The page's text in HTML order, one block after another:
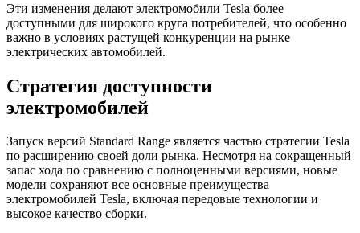
Эти изменения делают электромобили Tesla более
доступными для широкого круга потребителей, что особенно
важно в условиях растущей конкуренции на рынке
электрических автомобилей.
Стратегия доступности
электромобилей
Запуск версий Standard Range является частью стратегии Tesla
по расширению своей доли рынка. Несмотря на сокращенный
запас хода по сравнению с полноценными версиями, новые
модели сохраняют все основные преимущества
электромобилей Tesla, включая передовые технологии и
высокое качество сборки.